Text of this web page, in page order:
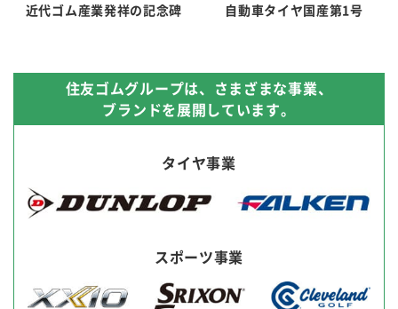
近代ゴム産業発祥の記念碑 自動車タイヤ国産第1号
住友ゴムグループは、さまざまな事業、
ブランドを展開しています。
タイヤ事業
スポーツ事業